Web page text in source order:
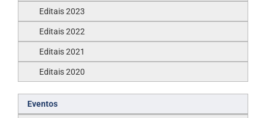
Editais 2023
Editais 2022
Editais 2021
Editais 2020
Eventos